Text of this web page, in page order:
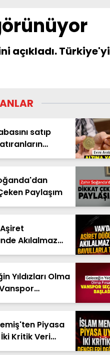
açıkladı. Türkiye'yi
satıp
haber geldi
Paylaşım
Akılalmaz
Yıldızları Olma
Başladı
Piyasa
İki Kritik Veri
Değiştirecek!